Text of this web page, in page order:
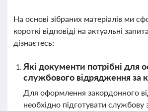
На основі зібраних матеріалів ми
короткі відповіді на актуальні
дізнаєтесь:
Які документи потрібні для
службового відрядження за
Для оформлення закордонного
необхідно підготувати службову